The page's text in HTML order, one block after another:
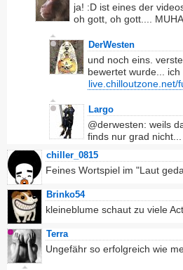
ja! :D ist eines der
oh gott, oh gott....
DerWesten
und noch eins.
bewertet wurde... ich
live.chilloutzone.net/
Largo
@derwesten: weils
finds nur grad nicht...
chiller_0815
Feines Wortspiel im "Laut
Brinko54
kleineblume schaut zu viele
Terra
Ungefähr so erfolgreich wie